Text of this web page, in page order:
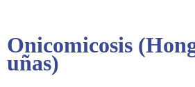
Onicomicosis
uñas)